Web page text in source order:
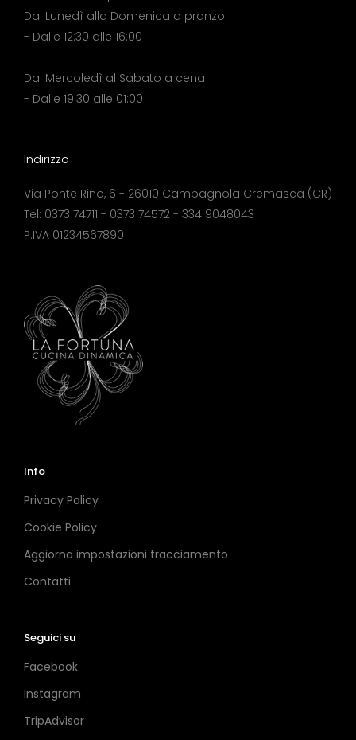
Dal Lunedì alla Domenica a pranzo
- Dalle 12:30 alle 16:00
Dal Mercoledì al Sabato a cena
- Dalle 19:30 alle 01:00
Indirizzo
Via Ponte Rino, 6 - 26010 Campagnola Cremasca (CR)
Tel: 0373 74711 - 0373 74572 - 334 9048043
P.IVA 01234567890
Info
Privacy Policy
Cookie Policy
Aggiorna impostazioni tracciamento
Contatti
Seguici su
Facebook
Instagram
TripAdvisor